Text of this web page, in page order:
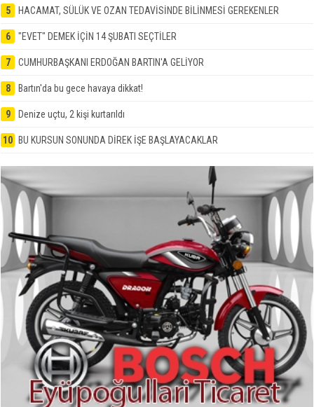
5 HACAMAT, SÜLÜK VE OZAN TEDAVİSİNDE BİLİNMESİ GEREKENLER
6 "EVET" DEMEK İÇİN 14 ŞUBATI SEÇTİLER
7 CUMHURBAŞKANI ERDOĞAN BARTIN'A GELİYOR
8 Bartın'da bu gece havaya dikkat!
9 Denize uçtu, 2 kişi kurtarıldı
10 BU KURSUN SONUNDA DİREK İŞE BAŞLAYACAKLAR